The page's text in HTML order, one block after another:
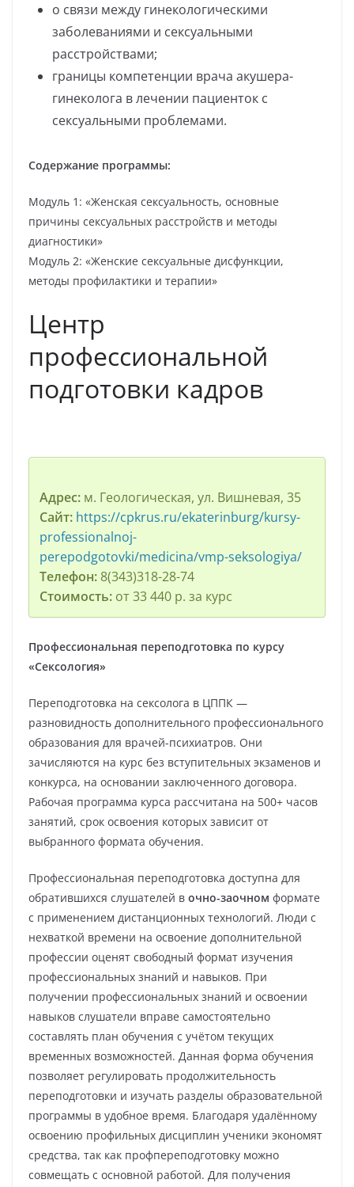
о связи между гинекологическими
заболеваниями и сексуальными
расстройствами;
границы компетенции врача акушера-
гинеколога в лечении пациенток с
сексуальными проблемами.
Содержание программы:
Модуль 1: «Женская сексуальность, основные
причины сексуальных расстройств и методы
диагностики»
Модуль 2: «Женские сексуальные дисфункции,
методы профилактики и терапии»
Центр
профессиональной
подготовки кадров
Адрес:м. Геологическая, ул. Вишневая, 35
Сайт: https://cpkrus.ru/ekaterinburg/kursy-
professionalnoj-
perepodgotovki/medicina/vmp-seksologiya/
Телефон:8(343)318-28-74
Стоимость:от 33 440 р. за курс
Профессиональная переподготовка по курсу
«Сексология»
Переподготовка на сексолога в ЦППК —
разновидность дополнительного профессионального
образования для врачей-психиатров. Они
зачисляются на курс без вступительных экзаменов и
конкурса, на основании заключенного договора.
Рабочая программа курса рассчитана на 500+ часов
занятий, срок освоения которых зависит от
выбранного формата обучения.
Профессиональная переподготовка доступна для
обратившихся слушателей в очно-заочном формате
с применением дистанционных технологий. Люди с
нехваткой времени на освоение дополнительной
профессии оценят свободный формат изучения
профессиональных знаний и навыков. При
получении профессиональных знаний и освоении
навыков слушатели вправе самостоятельно
составлять план обучения с учётом текущих
временных возможностей. Данная форма обучения
позволяет регулировать продолжительность
переподготовки и изучать разделы образовательной
программы в удобное время. Благодаря удалённому
освоению профильных дисциплин ученики экономят
средства, так как профпереподготовку можно
совмещать с основной работой. Для получения